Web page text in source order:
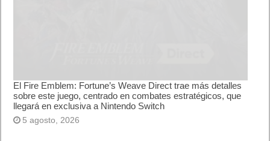
El Fire Emblem: Fortune’s Weave Direct trae más detalles